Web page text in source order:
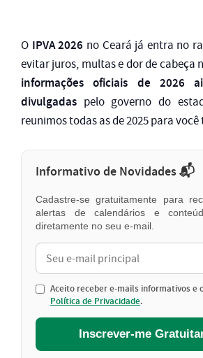
O IPVA 2026 no Ceará já entra no
evitar juros, multas e dor de cabeça
informações oficiais de 2026
divulgadas pelo governo do
reunimos todas as de 2025 para
Informativo de Novidades 📬
Cadastre-se gratuitamente para
alertas de calendários e
diretamente no seu e-mail.
Aceito receber e-mails informativos e
Política de Privacidade.
Inscrever-me